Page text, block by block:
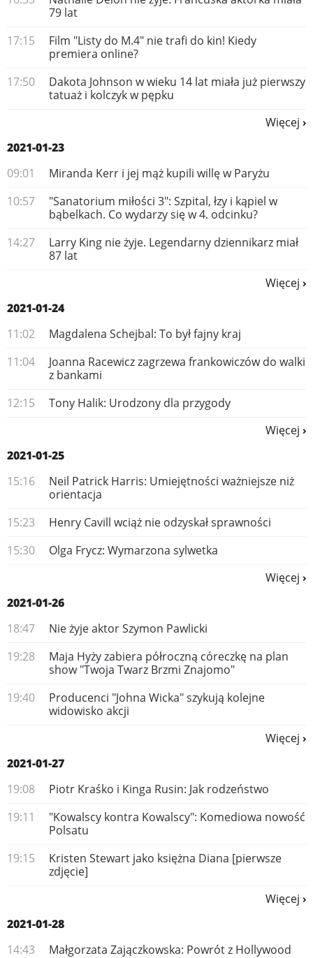
79 lat
17:15
Film "Listy do M.4" nie trafi do kin! Kiedy
premiera online?
17:50
Dakota Johnson w wieku 14 lat miała już pierwszy
tatuaż i kolczyk w pępku
Więcej
2021-01-23
09:01
Miranda Kerr i jej mąż kupili willę w Paryżu
10:57
"Sanatorium miłości 3": Szpital, łzy i kąpiel w
bąbelkach. Co wydarzy się w 4. odcinku?
14:27
Larry King nie żyje. Legendarny dziennikarz miał
87 lat
Więcej
2021-01-24
11:02
Magdalena Schejbal: To był fajny kraj
11:04
Joanna Racewicz zagrzewa frankowiczów do walki
z bankami
12:15
Tony Halik: Urodzony dla przygody
Więcej
2021-01-25
15:16
​Neil Patrick Harris: Umiejętności ważniejsze niż
orientacja
15:23
Henry Cavill wciąż nie odzyskał sprawności
15:30
Olga Frycz: Wymarzona sylwetka
Więcej
2021-01-26
18:47
Nie żyje aktor Szymon Pawlicki
19:28
Maja Hyży zabiera półroczną córeczkę na plan
show "Twoja Twarz Brzmi Znajomo"
19:40
Producenci "Johna Wicka" szykują kolejne
widowisko akcji
Więcej
2021-01-27
19:08
Piotr Kraśko i Kinga Rusin: Jak rodzeństwo
19:11
​"Kowalscy kontra Kowalscy": Komediowa nowość
Polsatu
19:15
Kristen Stewart jako księżna Diana [pierwsze
zdjęcie]
Więcej
2021-01-28
14:43
Małgorzata Zajączkowska: Powrót z Hollywood